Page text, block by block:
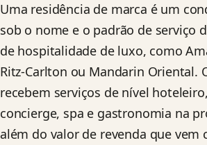
Uma residência de marca é um
sob o nome e o padrão de serviço
de hospitalidade de luxo, como
Ritz-Carlton ou Mandarin Oriental.
recebem serviços de nível
concierge, spa e gastronomia na
além do valor de revenda que vem